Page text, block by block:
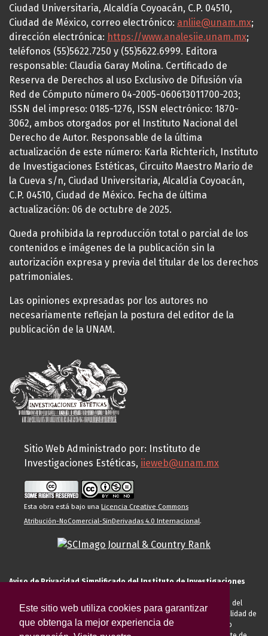
Este sitio web utiliza cookies para garantizar
que obtenga la mejor experiencia de
Ciudad Universitaria, Alcaldía Coyoacán, C.P. 04510,
Ciudad de México, correo electrónico: anliie@unam.mx;
dirección electrónica: https://www.analesiie.unam.mx;
teléfonos (55)5622.7250 y (55)5622.6999. Editora
responsable: Claudia Garay Molina. Certificado de
Reserva de Derechos al uso Exclusivo de Difusión vía
Red de Cómputo número 04-2005-060613011700-203;
ISSN del impreso: 0185-1276, ISSN electrónico: 1870-
3062, ambos otorgados por el Instituto Nacional del
Derecho de Autor. Responsable de la última
actualización de este número: Karla Richterich, Instituto
de Investigaciones Estéticas, Circuito Maestro Mario de
la Cueva s/n, Ciudad Universitaria, Alcaldía Coyoacán,
C.P. 04510, Ciudad de México. Fecha de última
actualización: 06 de octubre de 2025.
Queda prohibida la reproducción total o parcial de los
contenidos e imágenes de la publicación sin la
autorización expresa y previa del titular de los derechos
patrimoniales.
Las opiniones expresadas por los autores no
necesariamente reflejan la postura del editor de la
publicación de la UNAM.
Sitio Web Administrado por: Instituto de
Investigaciones Estéticas, iieweb@unam.mx
Esta obra está bajo una Licencia Creative Commons
Atribución-NoComercial-SinDerivadas 4.0 Internacional.
Aviso de Privacidad Simplificado del Instituto de Investigaciones
El Instituto de Investigaciones Estéticas de la UNAM, es responsable del
tratamiento de sus datos personales para el registro de usted en calidad de
alumno, docente, personal de la entidad académica, conferencista o